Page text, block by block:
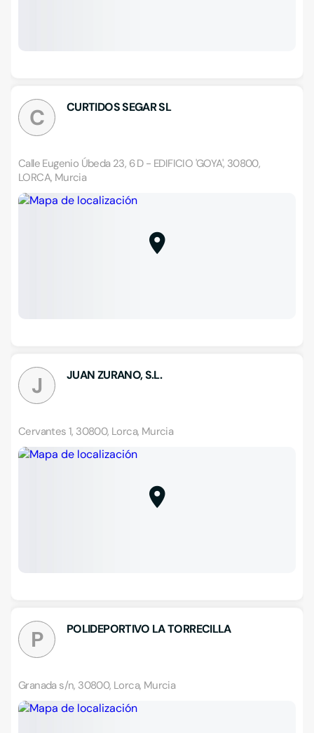
C CURTIDOS SEGAR SL
Calle Eugenio Úbeda 23, 6 D - EDIFICIO 'GOYA', 30800,
LORCA, Murcia
J JUAN ZURANO, S.L.
Cervantes 1, 30800, Lorca, Murcia
P POLIDEPORTIVO LA TORRECILLA
Granada s/n, 30800, Lorca, Murcia